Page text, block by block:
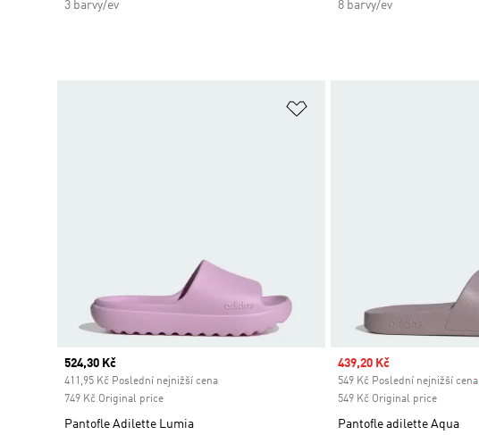
3 barvy/ev
8 barvy/ev
Current price
524,30 Kč
411,95 Kč Poslední nejnižší cena
749 Kč Original price
Pantofle Adilette Lumia
Sale price
439,20 Kč
549 Kč Poslední nejnižší cena
549 Kč Original price
Pantofle adilette Aqua